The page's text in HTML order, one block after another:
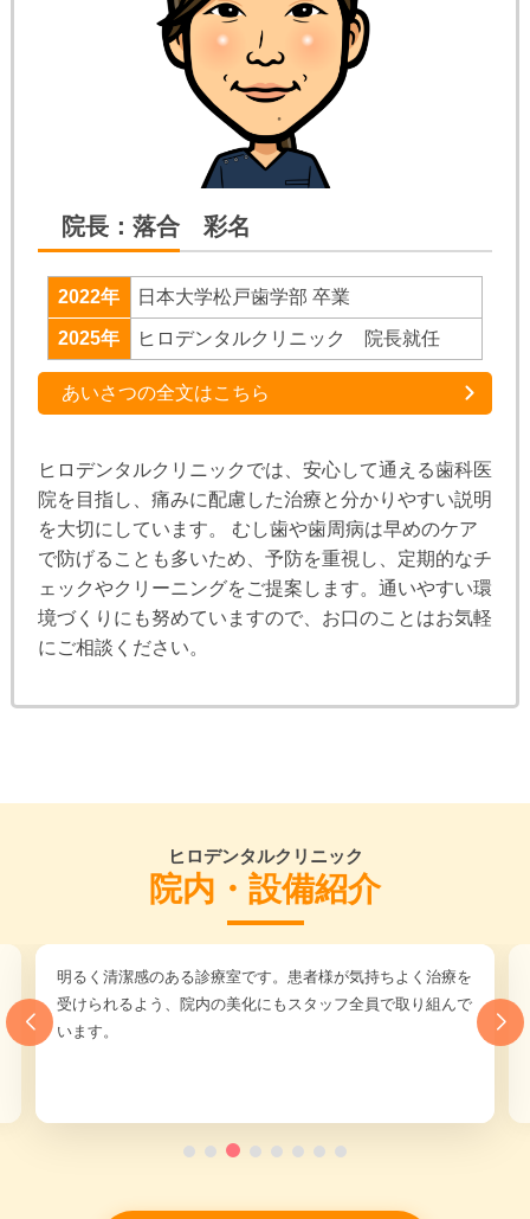
院長：落合 彩名
2022年 日本大学松戸歯学部 卒業
2025年 ヒロデンタルクリニック 院長就任
あいさつの全文はこちら
ヒロデンタルクリニックでは、安心して通える歯科医
院を目指し、痛みに配慮した治療と分かりやすい説明
を大切にしています。 むし歯や歯周病は早めのケア
で防げることも多いため、予防を重視し、定期的なチ
ェックやクリーニングをご提案します。通いやすい環
境づくりにも努めていますので、お口のことはお気軽
にご相談ください。
ヒロデンタルクリニック
院内・設備紹介
明るく清潔感のある診療室です。患者様が気持ちよく治療を
受けられるよう、院内の美化にもスタッフ全員で取り組んで
います。